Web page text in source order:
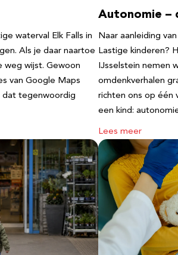
waterval Elk Falls in
Als je daar naartoe
weg wijst. Gewoon
van Google Maps
dat tegenwoordig
Autonomie –
Naar aanleiding
Lastige kinderen?
IJsselstein nemen
omdenkverhalen
richten ons op één
een kind:
Lees meer